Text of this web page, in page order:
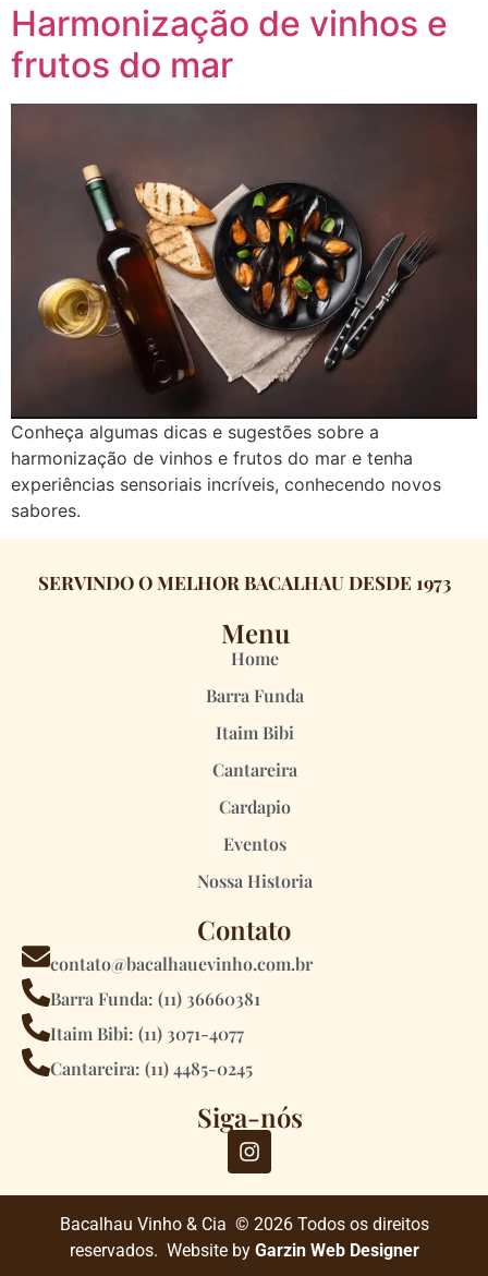
Harmonização de vinhos e
frutos do mar
Conheça algumas dicas e sugestões sobre a
harmonização de vinhos e frutos do mar e tenha
experiências sensoriais incríveis, conhecendo novos
sabores.
SERVINDO O MELHOR BACALHAU DESDE 1973
Menu
Home
Barra Funda
Itaim Bibi
Cantareira
Cardapio
Eventos
Nossa Historia
Contato
contato@bacalhauevinho.com.br
Barra Funda: (11) 36660381
Itaim Bibi: (11) 3071-4077
Cantareira: (11) 4485-0245
Siga-nós
Bacalhau Vinho & Cia © 2026 Todos os direitos
reservados. Website by Garzin Web Designer